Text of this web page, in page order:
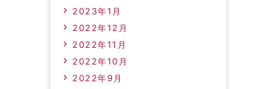
2023年1月
2022年12月
2022年11月
2022年10月
2022年9月